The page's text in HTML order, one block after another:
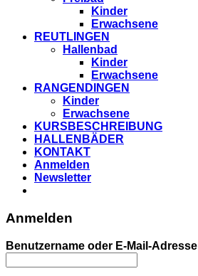
Kinder
Erwachsene
REUTLINGEN
Hallenbad
Kinder
Erwachsene
RANGENDINGEN
Kinder
Erwachsene
KURSBESCHREIBUNG
HALLENBÄDER
KONTAKT
Anmelden
Newsletter
Anmelden
Benutzername oder E-Mail-Adresse